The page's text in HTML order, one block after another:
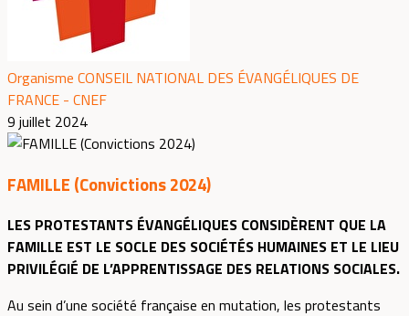
Organisme CONSEIL NATIONAL DES ÉVANGÉLIQUES DE
FRANCE - CNEF
9 juillet 2024
FAMILLE (Convictions 2024)
LES PROTESTANTS ÉVANGÉLIQUES CONSIDÈRENT QUE LA
FAMILLE EST LE SOCLE DES SOCIÉTÉS HUMAINES ET LE LIEU
PRIVILÉGIÉ DE L’APPRENTISSAGE DES RELATIONS SOCIALES.
Au sein d’une société française en mutation, les protestants